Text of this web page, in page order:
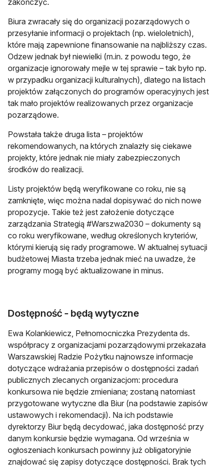
Biura zwracały się do organizacji pozarządowych o
przesyłanie informacji o projektach (np. wieloletnich),
które mają zapewnione finansowanie na najbliższy czas.
Odzew jednak był niewielki (m.in. z powodu tego, że
organizacje ignorowały mejle w tej sprawie – tak było np.
w przypadku organizacji kulturalnych), dlatego na listach
projektów załączonych do programów operacyjnych jest
tak mało projektów realizowanych przez organizacje
pozarządowe.
Powstała także druga lista – projektów
rekomendowanych, na których znalazły się ciekawe
projekty, które jednak nie miały zabezpieczonych
środków do realizacji.
Listy projektów będą weryfikowane co roku, nie są
zamknięte, więc można nadal dopisywać do nich nowe
propozycje. Takie też jest założenie dotyczące
zarządzania Strategią #Warszwa2030 – dokumenty są
co roku weryfikowane, według określonych kryteriów,
którymi kierują się rady programowe. W aktualnej sytuacji
budżetowej Miasta trzeba jednak mieć na uwadze, że
programy mogą być aktualizowane in minus.
Dostępność - będą wytyczne
Ewa Kolankiewicz, Pełnomocniczka Prezydenta ds.
współpracy z organizacjami pozarządowymi przekazała
Warszawskiej Radzie Pożytku najnowsze informacje
dotyczące wdrażania przepisów o dostępności zadań
publicznych zlecanych organizacjom: procedura
konkursowa nie będzie zmieniana; zostaną natomiast
przygotowane wytyczne dla Biur (na podstawie zapisów
ustawowych i rekomendacji). Na ich podstawie
dyrektorzy Biur będą decydować, jaka dostępność przy
danym konkursie będzie wymagana. Od września w
ogłoszeniach konkursach powinny już obligatoryjnie
znajdować się zapisy dotyczące dostępności. Brak tych